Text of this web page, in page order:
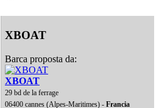
XBOAT
Barca proposta da:
XBOAT
29 bd de la ferrage
06400 cannes (Alpes-Maritimes) - Francia